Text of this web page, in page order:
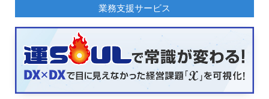
業務支援サービス